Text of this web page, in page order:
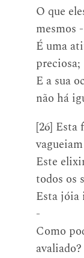
O que
mesmos -
É uma
preciosa;
E a sua
não há
[26] Esta
Este
todos os
Esta jóia
-
Como
avaliado?